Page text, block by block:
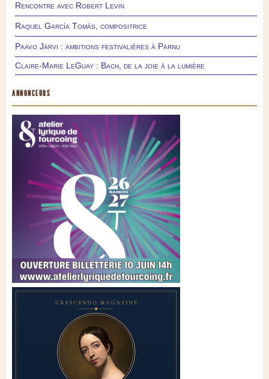
Rencontre avec Robert Levin
Raquel García Tomás, compositrice
Paavo Järvi : ambitions festivalières à Pärnu
Claire-Marie LeGuay : Bach, de la joie à la lumière
ANNONCEURS